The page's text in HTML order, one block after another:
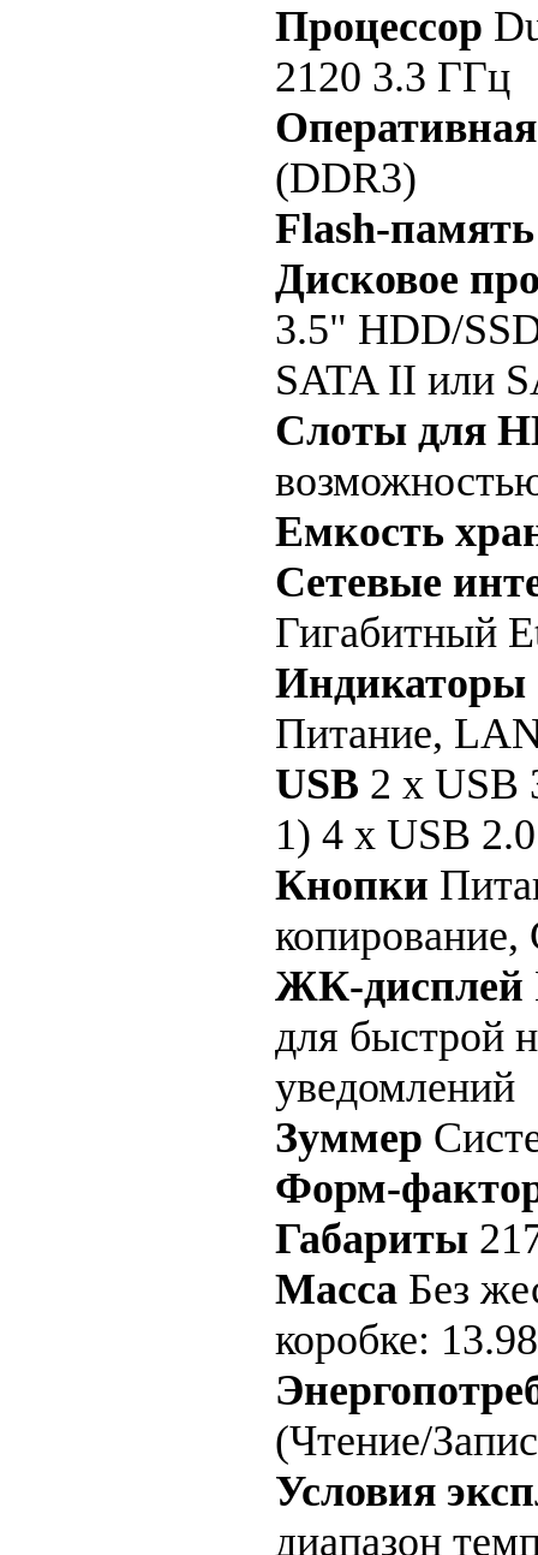
Процессор
2120 3.3 ГГц
(DDR3)
Flash-память
Дисковое
3.5" HDD/
SATA II или
Слоты для
Емкость
Сетевые
Гигабитный
Индикаторы
Питание,
USB 2 x USB
1) 4 x USB
Кнопки
копирование,
ЖК-дисплей
для быстрой
уведомлений
Зуммер
Форм-
Габариты
Масса Без
коробке:
(Чтение/
Условия
диапазон